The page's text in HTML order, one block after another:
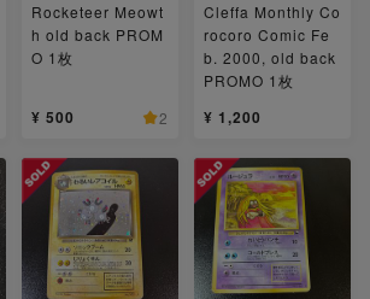
Rocketeer Meowt
h old back PROM
O 1枚
¥ 500 2
Cleffa Monthly Co
rocoro Comic Fe
b. 2000, old back
PROMO 1枚
¥ 1,200